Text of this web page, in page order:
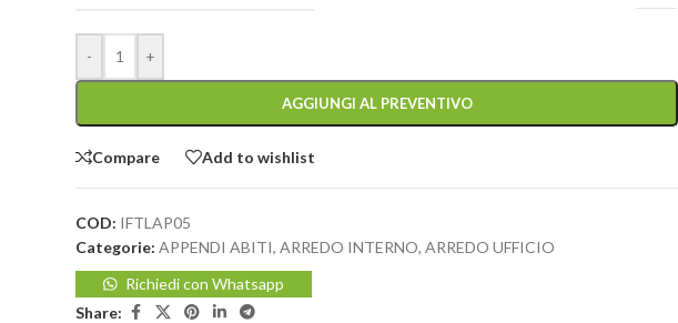
- +
AGGIUNGI AL PREVENTIVO
Compare Add to wishlist
COD: IFTLAP05
Categorie: APPENDI ABITI, ARREDO INTERNO, ARREDO UFFICIO
Richiedi con Whatsapp
Share: